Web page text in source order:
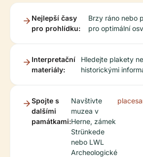
Nejlepší časy
pro prohlídku:
Brzy ráno nebo
pro optimální
Interpretační
materiály:
Hledejte plakety
historickými
Spojte s
dalšími
památkami:
Navštivte
muzea v
Herne, zámek
Strünkede
nebo LWL
Archeologické